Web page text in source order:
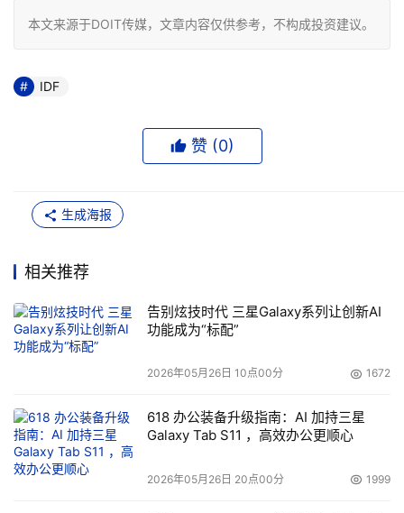
本文来源于DOIT传媒，文章内容仅供参考，不构成投资建议。
IDF
赞 (0)
生成海报
相关推荐
告别炫技时代 三星Galaxy系列让创新AI
功能成为“标配”
2026年05月26日 10点00分 1672
618 办公装备升级指南：AI 加持三星
Galaxy Tab S11 ，高效办公更顺心
2026年05月26日 20点00分 1999